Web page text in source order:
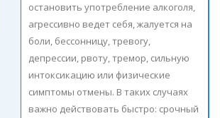
остановить употребление алкоголя,
агрессивно ведет себя, жалуется на
боли, бессонницу, тревогу,
депрессии, рвоту, тремор, сильную
интоксикацию или физические
симптомы отмены. В таких случаях
важно действовать быстро: срочный